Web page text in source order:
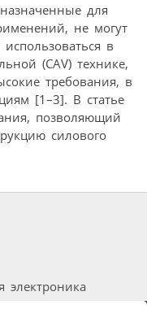
для
не могут
в
(CAV) технике,
требования, в
[1–3]. В статье
позволяющий
силового